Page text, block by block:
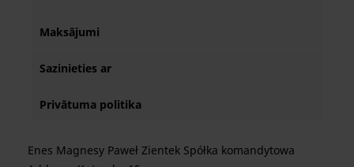
Maksājumi
Sazinieties ar
Privātuma politika
Enes Magnesy Paweł Zientek Spółka komandytowa